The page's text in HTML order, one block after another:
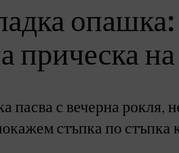
прическа
пасва с вечерна рокля,
стъпка по стъпка